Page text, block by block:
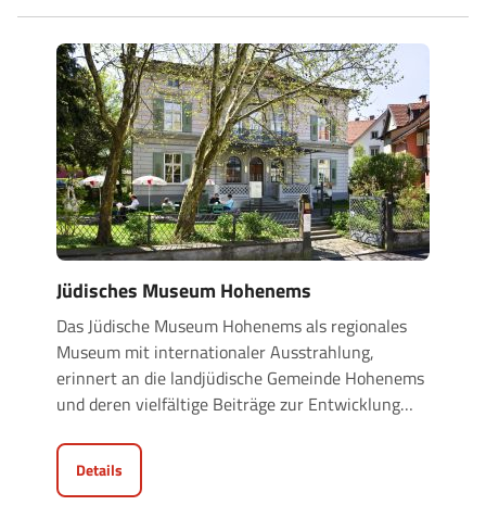
Jüdisches Museum Hohenems
Das Jüdische Museum Hohenems als regionales
Museum mit internationaler Ausstrahlung,
erinnert an die landjüdische Gemeinde Hohenems
und deren vielfältige Beiträge zur Entwicklung…
Details